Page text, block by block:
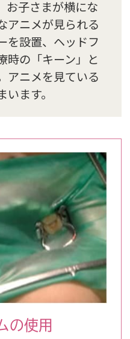
お子さまが横にな
アニメが見られる
を設置、ヘッドフ
時の「キーン」と
アニメを見ている
ます。
の使用